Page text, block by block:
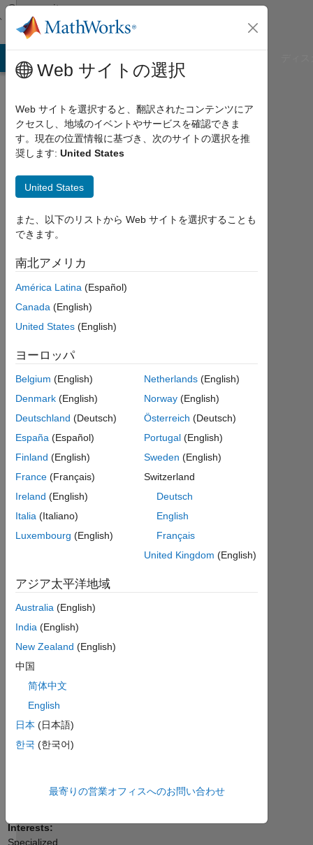
コンテンツへスキップ
Community
Profile
Abdelrahman
Farghly
Last
約2
ヶ月
年
か
テ
ィ
ブ
Followers:
286
Follow
ジ
Professor
@
Electrical
and
machines
Department
Power
Electronics
Powertrain
ら
に
表
Languages:
Spoken
Interests:
Specialized
Web サイトの選択
Web サイトを選択すると、翻訳されたコンテンツにア
クセスし、地域のイベントやサービスを確認できま
す。現在の位置情報に基づき、次のサイトの選択を推
奨します: United States
United States
また、以下のリストから Web サイトを選択することも
できます。
南北アメリカ
América Latina (Español)
Canada (English)
United States (English)
ヨーロッパ
Belgium (English)
Denmark (English)
Deutschland (Deutsch)
España (Español)
Finland (English)
France (Français)
Ireland (English)
Italia (Italiano)
Luxembourg (English)
Netherlands (English)
Norway (English)
Österreich (Deutsch)
Portugal (English)
Sweden (English)
Switzerland
Deutsch
English
Français
United Kingdom (English)
アジア太平洋地域
Australia (English)
India (English)
New Zealand (English)
中国
简体中文
English
日本 (日本語)
한국 (한국어)
最寄りの営業オフィスへのお問い合わせ